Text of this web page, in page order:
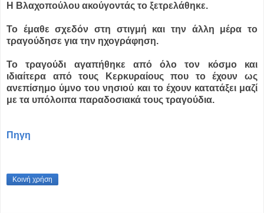
Η Βλαχοπούλου ακούγοντάς το ξετρελάθηκε.
Το έμαθε σχεδόν στη στιγμή και την άλλη μέρα το
τραγούδησε για την ηχογράφηση.
Το τραγούδι αγαπήθηκε από όλο τον κόσμο και
ιδιαίτερα από τους Κερκυραίους που το έχουν ως
ανεπίσημο ύμνο του νησιού και το έχουν κατατάξει μαζί
με τα υπόλοιπα παραδοσιακά τους τραγούδια.
Πηγη
Κοινή χρήση